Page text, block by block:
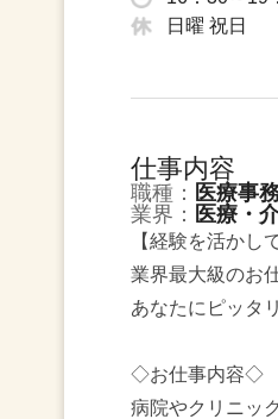
日曜 祝日
仕事内容
職種： 医療事
業界： 医療・
【経験を活かし
業界最大級のお
あなたにピッタ
◇お仕事内容◇
病院やクリニッ